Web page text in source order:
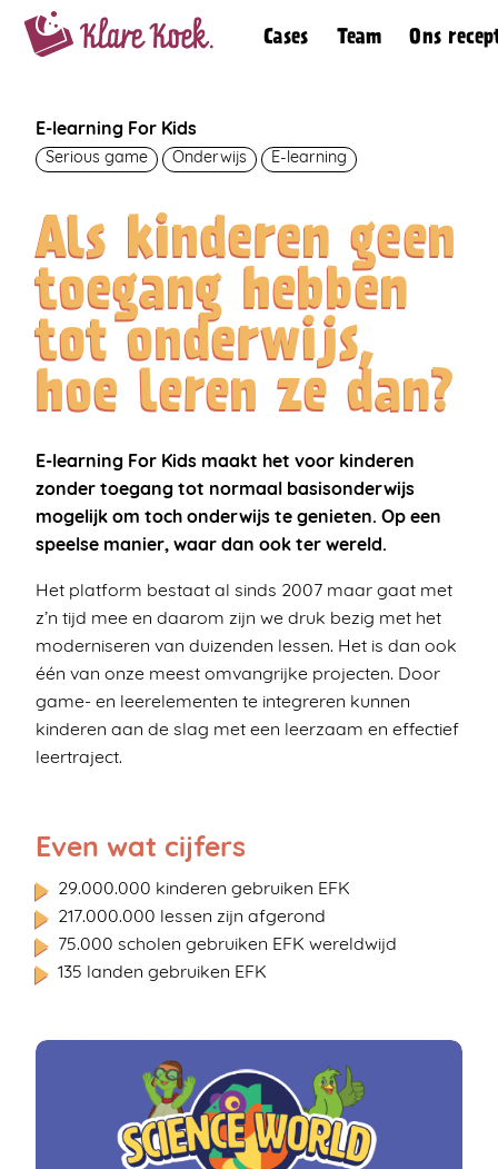
Cases Team Ons
E-learning For Kids
Serious game Onderwijs E-learning
Als kinderen geen
toegang hebben
tot onderwijs,
hoe leren ze dan?
E-learning For Kids maakt het voor kinderen
zonder toegang tot normaal basisonderwijs
mogelijk om toch onderwijs te genieten. Op een
speelse manier, waar dan ook ter wereld.
Het platform bestaat al sinds 2007 maar gaat met
z’n tijd mee en daarom zijn we druk bezig met het
moderniseren van duizenden lessen. Het is dan ook
één van onze meest omvangrijke projecten. Door
game- en leerelementen te integreren kunnen
kinderen aan de slag met een leerzaam en effectief
leertraject.
Even wat cijfers
29.000.000 kinderen gebruiken EFK
217.000.000 lessen zijn afgerond
75.000 scholen gebruiken EFK wereldwijd
135 landen gebruiken EFK